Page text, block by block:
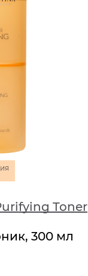
Toner
300 мл